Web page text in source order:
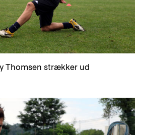
Thomsen strækker ud